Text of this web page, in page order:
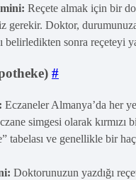
Reçete almak için bir
gerekir. Doktor,
belirledikten sonra reçeteyi
#
Eczaneler Almanya’da her
simgesi olarak kırmızı
tabelası ve genellikle bir
Doktorunuzun yazdığı